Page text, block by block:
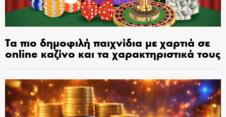
Τα πιο δημοφιλή παιχνίδια με χαρτιά σε
online καζίνο και τα χαρακτηριστικά τους